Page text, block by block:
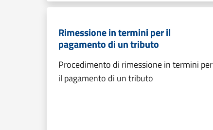
Rimessione in termini per il
pagamento di un tributo
Procedimento di rimessione in termini per
il pagamento di un tributo